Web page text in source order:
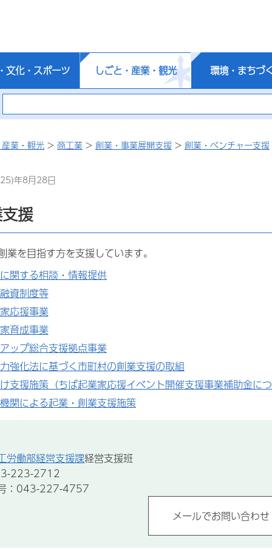
文化・スポーツ しごと・産業・観光 環境・まちづ
業・観光 > 商工業 > 創業・事業展開支援 > 創業・ベンチャー支援
年8月28日
援
業を目指す方を支援しています。
関する相談・情報提供
資制度等
応援事業
育成事業
ップ総合支援拠点事業
強化法に基づく市町村の創業支援の取組
支援施策（ちば起業家応援イベント開催支援事業補助金に
関による起業・創業支援施策
労働部経営支援課経営支援班
223-2712
：043-227-4757